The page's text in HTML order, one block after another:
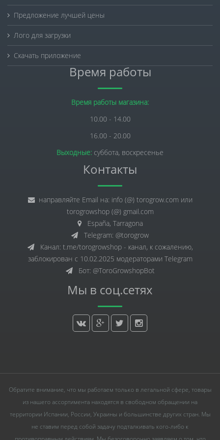
Предложение лучшей цены
Лого для загрузки
Скачать приложение
Время работы
Время работы магазина:
10.00 - 14.00
16.00 - 20.00
Выходные: суббота, воскресенье
Контакты
направляйте Email на: info (@) torogrow.com или
torogrowshop (@) gmail.com
España, Tarragona
Telegram: @torogrow
Канал: t.me/torogrowshop - канал, к сожалению,
заблокирован с 10.02.2025 модераторами Telegram
Бот: @ToroGrowshopBot
Мы в соц.сетях
Обратите внимание, что мы работаем только в легальной сфере, товары
из нашего ассортимента находятся в свободном обращении на
территории Испании, России, Украины и большинстве других стран. Мы
не ставим перед собой задачу подталкивать кого-либо к